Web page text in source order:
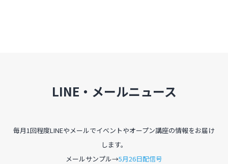
LINE・メールニュース
毎月1回程度LINEやメールでイベントやオープン講座の情報をお届け
します。
メールサンプル→5月26日配信号